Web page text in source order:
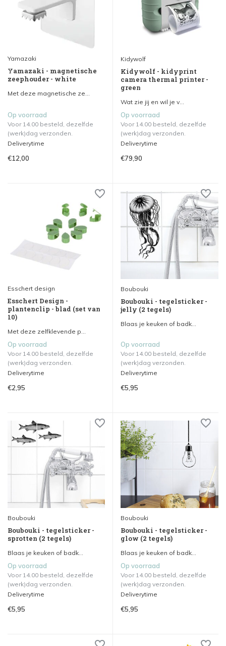
Yamazaki
Yamazaki - magnetische
zeephouder - white
Met deze magnetische ze...
Op voorraad
Voor 14.00 besteld, dezelfde
(werk)dag verzonden.
Deliverytime
€12,00
Kidywolf
Kidywolf - kidyprint
camera thermal printer -
green
Wat zie jij en wil je v...
Op voorraad
Voor 14.00 besteld, dezelfde
(werk)dag verzonden.
Deliverytime
€79,90
Esschert design
Esschert Design -
plantenclip - blad (set van
10)
Met deze zelfklevende p...
Op voorraad
Voor 14.00 besteld, dezelfde
(werk)dag verzonden.
Deliverytime
€2,95
Boubouki
Boubouki - tegelsticker -
jelly (2 tegels)
Blaas je keuken of badk...
Op voorraad
Voor 14.00 besteld, dezelfde
(werk)dag verzonden.
Deliverytime
€5,95
Boubouki
Boubouki - tegelsticker -
sprotten (2 tegels)
Blaas je keuken of badk...
Op voorraad
Voor 14.00 besteld, dezelfde
(werk)dag verzonden.
Deliverytime
€5,95
Boubouki
Boubouki - tegelsticker -
glow (2 tegels)
Blaas je keuken of badk...
Op voorraad
Voor 14.00 besteld, dezelfde
(werk)dag verzonden.
Deliverytime
€5,95